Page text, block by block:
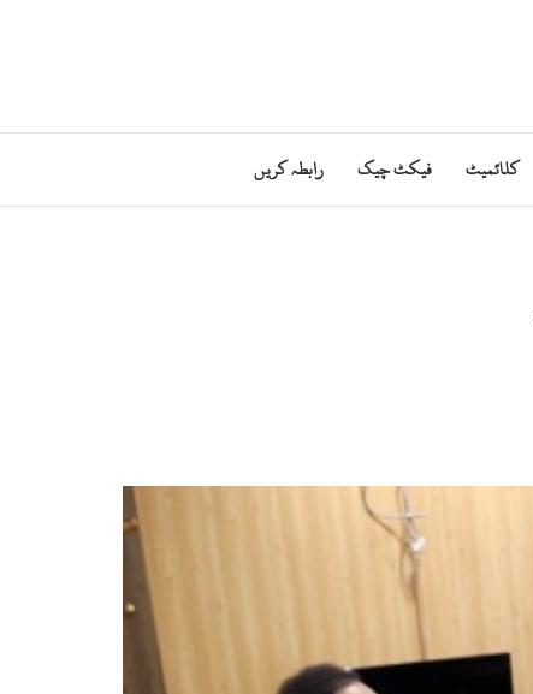
کلائمیٹ فیکٹ چیک رابطہ کریں